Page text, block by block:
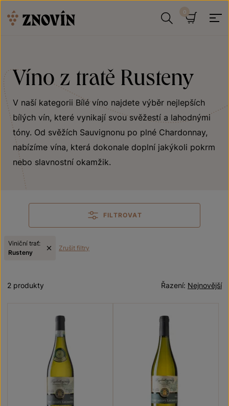
Víno z tratě Rusteny
V naší kategorii Bílé víno najdete výběr nejlepších
bílých vín, které vynikají svou svěžestí a lahodnými
tóny. Od svěžích Sauvignonu po plné Chardonnay,
nabízíme vína, která dokonale doplní jakýkoli pokrm
nebo slavnostní okamžik.
FILTROVAT
Viniční trať:
Rusteny
Zrušit filtry
Nejnovější
Řazení:
2 produkty